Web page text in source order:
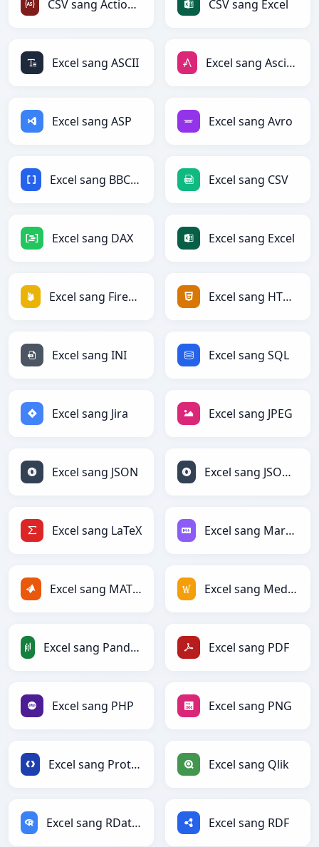
CSV sang ActionScript CSV sang Excel
Excel sang ASCII Excel sang AsciiDoc
Excel sang ASP Excel sang Avro
Excel sang BBCode Excel sang CSV
Excel sang DAX Excel sang Excel
Excel sang Firebase Excel sang HTML
Excel sang INI Excel sang SQL
Excel sang Jira Excel sang JPEG
Excel sang JSON Excel sang JSONLines
Excel sang LaTeX Excel sang Markdown
Excel sang MATLAB Excel sang MediaWiki
Excel sang PandasDataFrame Excel sang PDF
Excel sang PHP Excel sang PNG
Excel sang Protobuf Excel sang Qlik
Excel sang RDataFrame Excel sang RDF